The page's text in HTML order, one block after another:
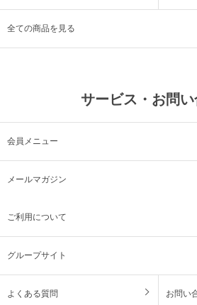
全ての商品を見る
サービス・お問
会員メニュー
メールマガジン
ご利用について
グループサイト
よくある質問 お問い